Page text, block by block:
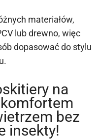
materiałów,
lub drewno, więc
dopasować do stylu
na
bez
insekty!